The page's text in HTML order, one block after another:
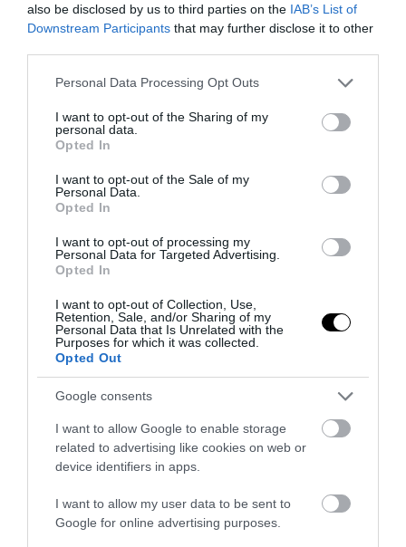
also be disclosed by us to third parties on the IAB’s List of
Downstream Participants that may further disclose it to other
Please note that this website/app uses one or more Google
not limited to your visit or usage behaviour. You may click to
grant or deny consent to Google and its third-party tags to
use your data for below specified purposes in below Google
consent section.
Personal Data Processing Opt Outs
I want to opt-out of the Sharing of my
personal data.
Opted In
I want to opt-out of the Sale of my
Personal Data.
Opted In
I want to opt-out of processing my
Personal Data for Targeted Advertising.
Opted In
I want to opt-out of Collection, Use,
Retention, Sale, and/or Sharing of my
Personal Data that Is Unrelated with the
Purposes for which it was collected.
Opted Out
Google consents
I want to allow Google to enable storage
related to advertising like cookies on web or
device identifiers in apps.
I want to allow my user data to be sent to
Google for online advertising purposes.
PRONEWS.GR /ΦΑΡΜΑΚΑ
Ο ΕΟΦ ανακαλεί από την αγορά παρτίδα
φαρμάκου για τη σκλήρυνση κατά
πλάκας – Δείτε ποιο αφορά
30.07.2026 | 11:44